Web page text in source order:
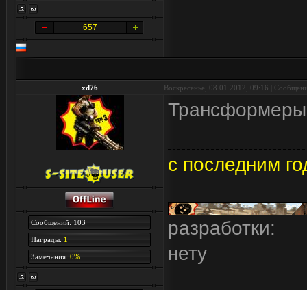
657
xd76 Воскресенье, 08.01.2012, 09:16 |
Сообщений: 103
Награды: 1
Замечания: 0%
с последним
разработки:
нету